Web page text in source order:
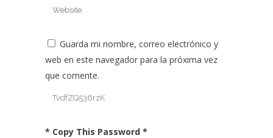
Guarda mi nombre, correo electrónico y
web en este navegador para la próxima vez
que comente.
* Copy This Password *